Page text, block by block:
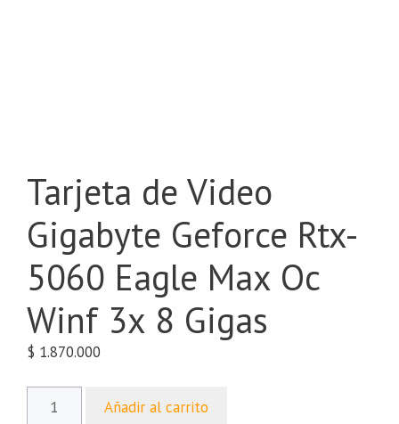
Tarjeta de Video
Gigabyte Geforce Rtx-
5060 Eagle Max Oc
Winf 3x 8 Gigas
$ 1.870.000
Añadir al carrito